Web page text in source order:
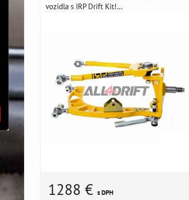
vozidla s IRP Drift Kit!...
1288 € s DPH